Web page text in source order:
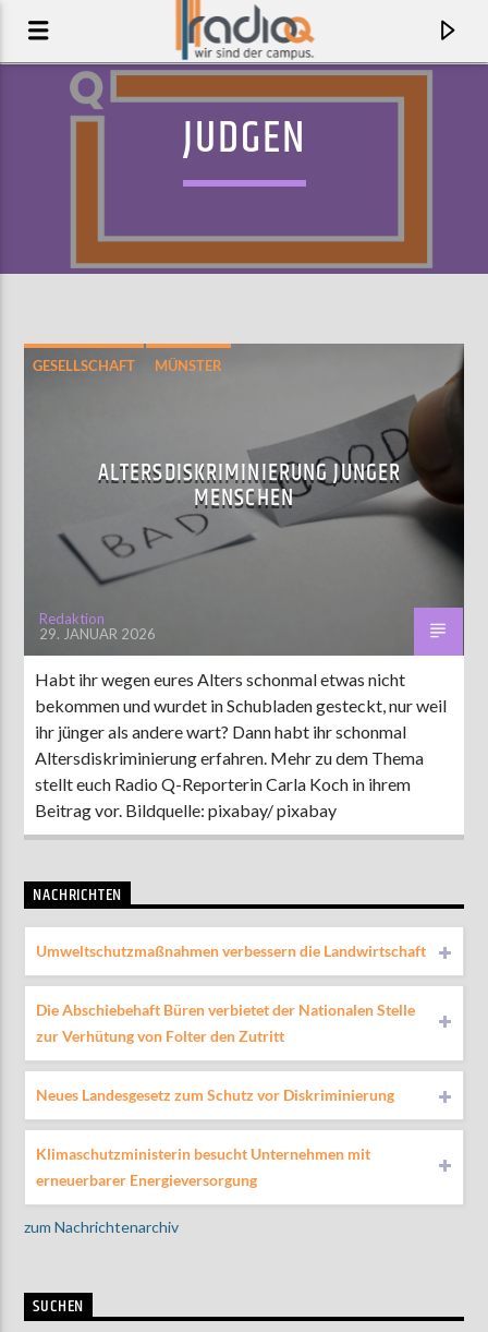
HEAVEN FOR THE WEATHER
THE STREETS
AKTUELLE SENDUNG
MOEBIUS
19:00 24:00
ZU HÖREN IN Münster 90,9 MHz Steinfurt 103,9 MHz
JUDGEN
GESELLSCHAFT MÜNSTER
ALTERSDISKRIMINIERUNG JUNGER
MENSCHEN
Redaktion
29. JANUAR 2026
Habt ihr wegen eures Alters schonmal etwas nicht
bekommen und wurdet in Schubladen gesteckt, nur weil
ihr jünger als andere wart? Dann habt ihr schonmal
Altersdiskriminierung erfahren. Mehr zu dem Thema
stellt euch Radio Q-Reporterin Carla Koch in ihrem
Beitrag vor. Bildquelle: pixabay/ pixabay
NACHRICHTEN
Umweltschutzmaßnahmen verbessern die Landwirtschaft
Die Abschiebehaft Büren verbietet der Nationalen Stelle
zur Verhütung von Folter den Zutritt
Neues Landesgesetz zum Schutz vor Diskriminierung
Klimaschutzministerin besucht Unternehmen mit
erneuerbarer Energieversorgung
zum Nachrichtenarchiv
SUCHEN